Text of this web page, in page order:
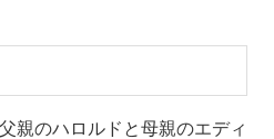
親のハロルドと母親のエディ